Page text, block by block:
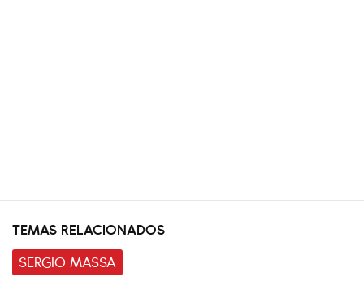
TEMAS RELACIONADOS
SERGIO MASSA